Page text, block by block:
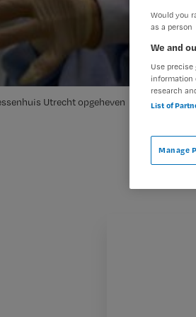
Utrecht opgeheven
Would you
as a person
We and
Use
information
research
List of
Manage